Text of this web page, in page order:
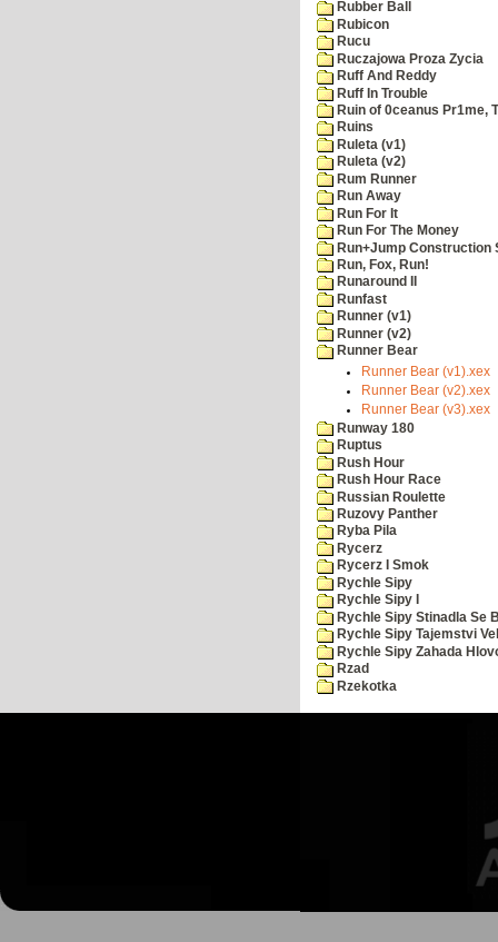
Rubber Ball
Rubicon
Rucu
Ruczajowa Proza Zycia
Ruff And Reddy
Ruff In Trouble
Ruin of 0ceanus Pr1me,
Ruins
Ruleta (v1)
Ruleta (v2)
Rum Runner
Run Away
Run For It
Run For The Money
Run+Jump Construction
Run, Fox, Run!
Runaround II
Runfast
Runner (v1)
Runner (v2)
Runner Bear
Runner Bear (v1).xex
Runner Bear (v2).xex
Runner Bear (v3).xex
Runway 180
Ruptus
Rush Hour
Rush Hour Race
Russian Roulette
Ruzovy Panther
Ryba Pila
Rycerz
Rycerz I Smok
Rychle Sipy
Rychle Sipy I
Rychle Sipy Stinadla Se
Rychle Sipy Tajemstvi
Rychle Sipy Zahada
Rzad
Rzekotka